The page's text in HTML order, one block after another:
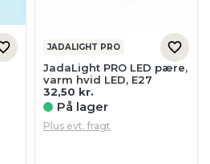
JADALIGHT PRO
JadaLight PRO LED pære,
varm hvid LED, E27
32,50 kr.
På lager
Plus evt. fragt